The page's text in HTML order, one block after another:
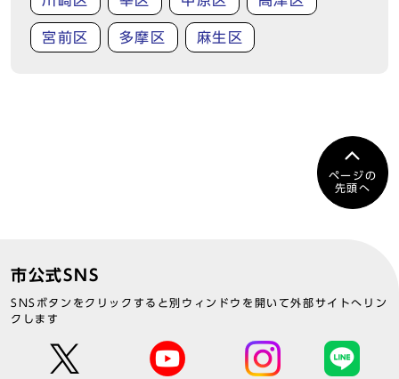
宮前区 多摩区 麻生区
ページの
先頭へ
市公式SNS
SNSボタンをクリックすると別ウィンドウを開いて外部サイトへリン
クします